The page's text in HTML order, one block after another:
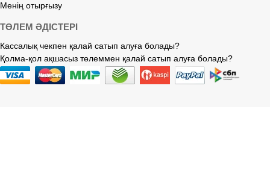
Менің отырғызу
ТӨЛЕМ ӘДІСТЕРІ
Кассалық чекпен қалай сатып алуға болады?
Қолма-қол ақшасыз төлеммен қалай сатып алуға болады?